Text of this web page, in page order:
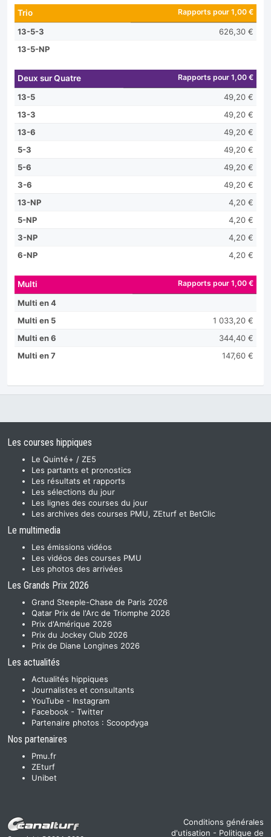
Trio Rapports pour 1,00 €
13-5-3
626,30 €
13-5-NP
Deux sur Quatre Rapports pour 1,00 €
13-5
49,20 €
13-3
49,20 €
13-6
49,20 €
5-3
49,20 €
5-6
49,20 €
3-6
49,20 €
13-NP
4,20 €
5-NP
4,20 €
3-NP
4,20 €
6-NP
4,20 €
Multi Rapports pour 1,00 €
Multi en 4
Multi en 5
1 033,20 €
Multi en 6
344,40 €
Multi en 7
147,60 €
Les courses hippiques
Le Quinté+ / ZE5
Les partants et pronostics
Les résultats et rapports
Les sélections du jour
Les lignes des courses du jour
Les archives des courses PMU, ZEturf et BetClic
Le multimedia
Les émissions vidéos
Les vidéos des courses PMU
Les photos des arrivées
Les Grands Prix 2026
Grand Steeple-Chase de Paris 2026
Qatar Prix de l'Arc de Triomphe 2026
Prix d'Amérique 2026
Prix du Jockey Club 2026
Prix de Diane Longines 2026
Les actualités
Actualités hippiques
Journalistes et consultants
YouTube - Instagram
Facebook - Twitter
Partenaire photos : Scoopdyga
Nos partenaires
Pmu.fr
ZEturf
Unibet
Conditions générales
d'utisation - Politique de